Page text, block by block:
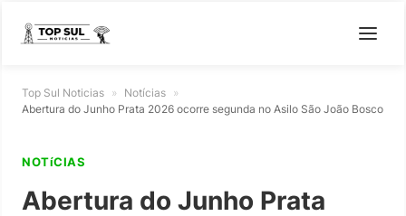
Top Sul Noticias » Notícias »
Abertura do Junho Prata 2026 ocorre segunda no Asilo São João Bosco
NOTíCIAS
Abertura do Junho Prata